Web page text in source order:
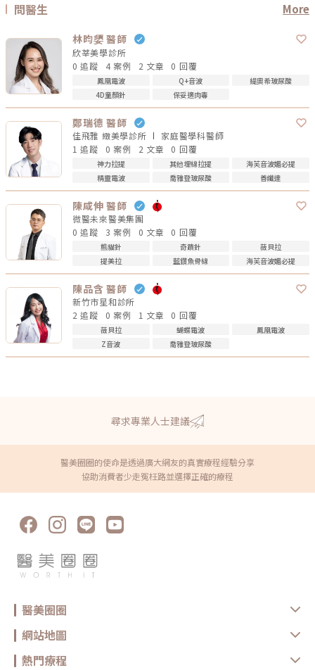
問醫生 More
林昀嬃 醫師
欣莘美學診所
0 追蹤
4 案例 2 文章 0 回覆
鳳凰電波 Q+音波
緹奧希玻尿酸
4D童顏針
保妥適肉毒
鄭瑞德 醫師
佳飛雅 緻美學診所 家庭醫學科醫師
1 追蹤
0 案例 2 文章 0 回覆
神力拉提 其他埋線拉提
海芙音波媚必提
精靈電波
喬雅登玻尿酸 善纖達
陳咸伸 醫師
微醫未來醫美集團
0 追蹤
3 案例 0 文章 0 回覆
熊貓針 奇蹟針
薇貝拉
提美拉
藍鑽魚骨線 海芙音波媚必提
陳品含 醫師
新竹市星和診所
2 追蹤
0 案例 1 文章 0 回覆
薇貝拉 蝴蝶電波
鳳凰電波
Z音波
喬雅登玻尿酸
尋求專業人士建議
醫美圈圈的使命是透過廣大網友的真實療程經驗分享
協助消費者少走冤枉路並選擇正確的療程
醫美圈圈
網站地圖
熱門療程